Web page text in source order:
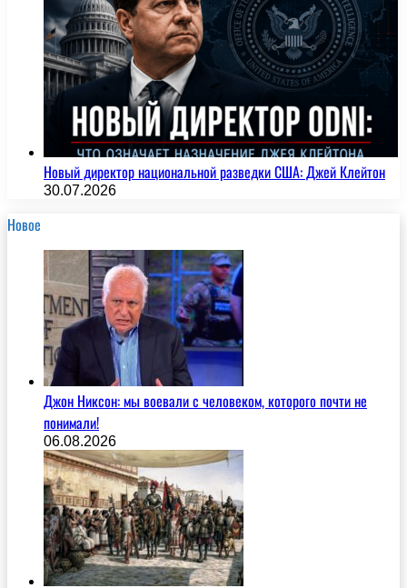
Новый директор национальной разведки США: Джей Клейтон
30.07.2026
Новое
Джон Никсон: мы воевали с человеком, которого почти не
понимали!
06.08.2026